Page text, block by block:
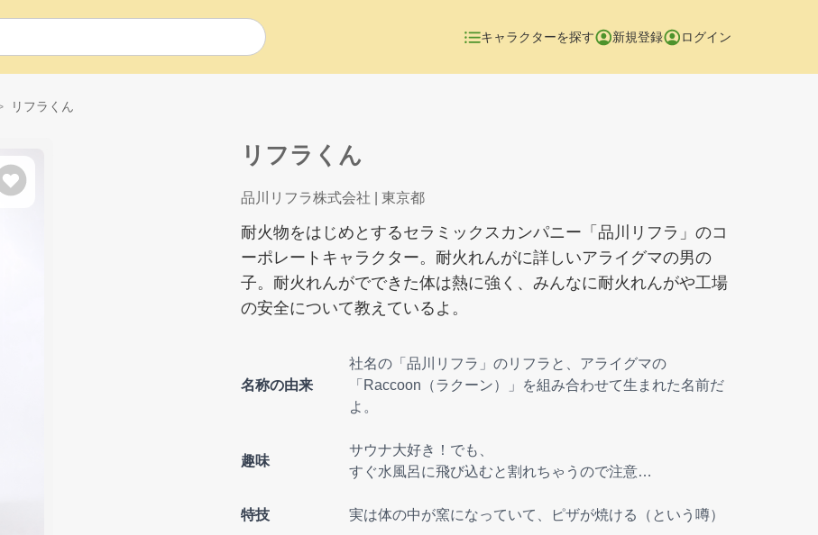
キャラクターを探す 新規登録 ログイン
リフラくん
リフラくん
品川リフラ株式会社 | 東京都
耐火物をはじめとするセラミックスカンパニー「品川リフラ」のコ
ーポレートキャラクター。耐火れんがに詳しいアライグマの男の
子。耐火れんがでできた体は熱に強く、みんなに耐火れんがや工場
の安全について教えているよ。
名称の由来
社名の「品川リフラ」のリフラと、アライグマの
「Raccoon（ラクーン）」を組み合わせて生まれた名前だ
よ。
趣味
サウナ大好き！でも、
すぐ水風呂に飛び込むと割れちゃうので注意…
特技 実は体の中が窯になっていて、ピザが焼ける（という噂）